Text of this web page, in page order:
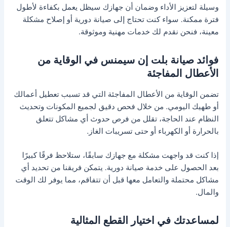
وسيلة لتعزيز الأداء وضمان أن جهازك سيظل يعمل بكفاءة لأطول
فترة ممكنة. سواء كنت تحتاج إلى صيانة دورية أو إصلاح مشكلة
معينة، فنحن نقدم لك خدمات مهنية وموثوقة.
فوائد صيانة بلت إن سيمنس في الوقاية من
الأعطال المفاجئة
تضمن الوقاية من الأعطال المفاجئة التي قد تسبب تعطيل أعمالك
أو طهيك اليومي. من خلال فحص دقيق لجميع المكونات وتحديث
النظام عند الحاجة، تقلل من فرص حدوث أي مشاكل تتعلق
بالحرارة أو الكهرباء أو حتى تسريبات الغاز.
إذا كنت قد واجهت مشكلة مع جهازك سابقًا، ستلاحظ فرقًا كبيرًا
بعد الحصول على خدمة صيانة دورية. يتمكن فريقنا من تحديد أي
مشاكل محتملة والتعامل معها قبل أن تتفاقم، مما يوفر لك الوقت
والمال.
لمساعدتك في اختيار القطع المثالية